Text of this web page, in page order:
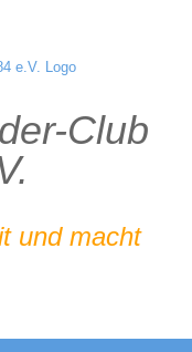
Club
und macht